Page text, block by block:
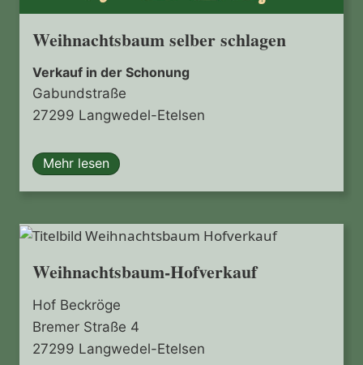
Weihnachtsbaum selber schlagen
Verkauf in der Schonung
Gabundstraße
27299 Langwedel-Etelsen
Mehr lesen
Weihnachtsbaum-Hofverkauf
Hof Beckröge
Bremer Straße 4
27299 Langwedel-Etelsen